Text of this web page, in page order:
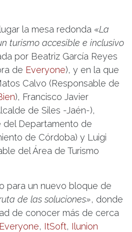
la mesa redonda «La
turismo accesible e inclusivo
por Beatriz García Reyes
de Everyone), y en la que
Calvo (Responsable de
), Francisco Javier
de Siles -Jaén-),
del Departamento de
de Córdoba) y Luigi
del Área de Turismo
para un nuevo bloque de
de las soluciones», donde
de conocer más de cerca
Everyone, ItSoft, Ilunion